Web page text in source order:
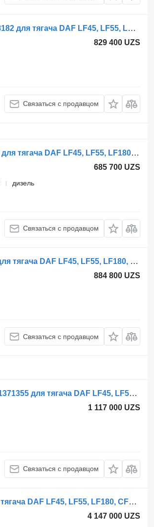
Радиатор кондиционера DAF CF75 (01.01-) SD7H15-8182 для тягача DAF LF45, LF55, LF180, CF65, CF75, CF85 (2001-)
829 400 UZS
Связаться с продавцом
Шланг кондиционера Behr LF180 (01.13-) AB175000P для тягача DAF LF45, LF55, LF180, CF65, CF75, CF85 (2001-)
685 700 UZS
дизель
Связаться с продавцом
Радиатор кондиционера DAF CF85 (01.01-) 1744085 для тягача DAF LF45, LF55, LF180, CF65, CF75, CF85 (2001-)
884 800 UZS
Связаться с продавцом
Радиатор кондиционера DAF, MODINE CF85 (01.01-) 1371355 для тягача DAF LF45, LF55, LF180, CF65, CF75, CF85 (2001-)
1 117 000 UZS
Связаться с продавцом
Шланг кондиционера DAF CF85 (01.01-) 1799803 для тягача DAF LF45, LF55, LF180, CF65, CF75, CF85 (2001-)
4 147 000 UZS